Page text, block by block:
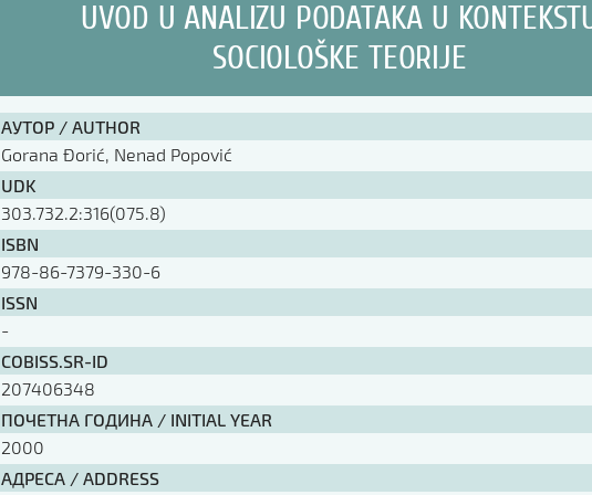
UVOD U ANALIZU PODATAKA U
SOCIOLOŠKE TEORIJE
АУТОР / AUTHOR
Gorana Đorić, Nenad Popović
UDK
303.732.2:316(075.8)
ISBN
978-86-7379-330-6
ISSN
-
COBISS.SR-ID
207406348
ПОЧЕТНА ГОДИНА / INITIAL YEAR
2000
АДРЕСА / ADDRESS